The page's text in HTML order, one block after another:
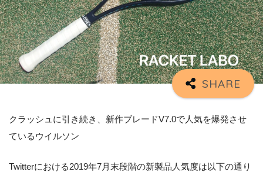
クラッシュに引き続き、新作ブレードV7.0で人気を爆発させ
ているウイルソン
Twitterにおける2019年7月末段階の新製品人気度は以下の通り